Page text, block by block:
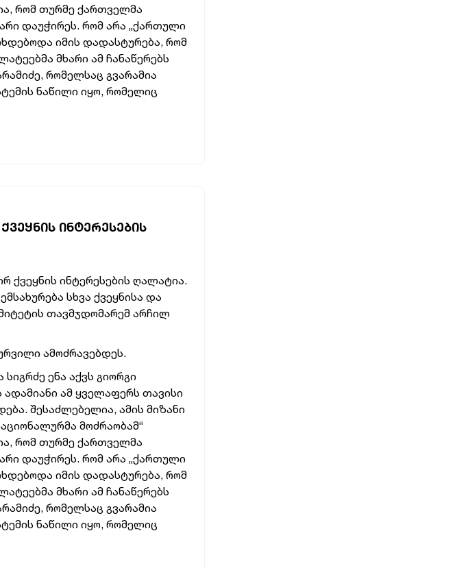
რომ თურმე ქართველმა
დაუჭირეს. რომ არა „ქართული
იმის დადასტურება, რომ
მხარი ამ ჩანაწერებს
რომელსაც გვარამია
ნაწილი იყო, რომელიც
ᲘᲜᲢᲔᲠᲔᲡᲔᲑᲘᲡ
ქვეყნის ინტერესების ღალატია.
სხვა ქვეყნისა და
თავმჯდომარემ არჩილ
ამოძრავებდეს.
ენა აქვს გიორგი
ადამიანი ამ ყველაფერს თავისი
შესაძლებელია, ამის მიზანი
მოძრაობამ“
რომ თურმე ქართველმა
დაუჭირეს. რომ არა „ქართული
იმის დადასტურება, რომ
მხარი ამ ჩანაწერებს
რომელსაც გვარამია
ნაწილი იყო, რომელიც